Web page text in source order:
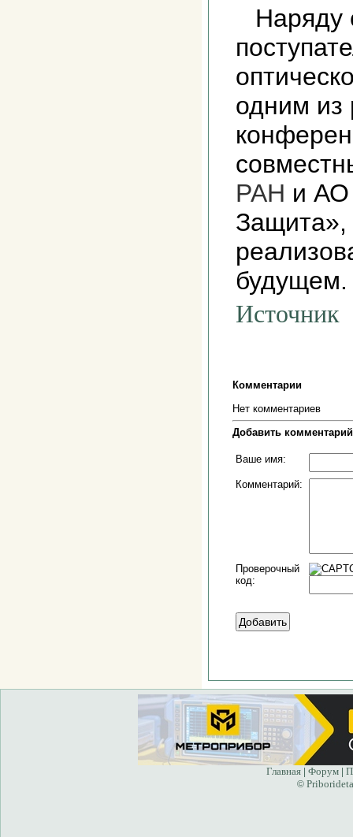
Наряду
одним из
РАН и АО
Защита»,
будущем.
Источник
Комментарии
Нет комментариев
Добавить комментарий
Ваше имя:
Комментарий:
Проверочный
код:
Главная Форум
©